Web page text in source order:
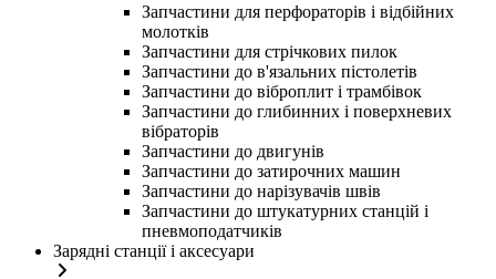
Запчастини для перфораторів і відбійних
молотків
Запчастини для стрічкових пилок
Запчастини до в'язальних пістолетів
Запчастини до віброплит і трамбівок
Запчастини до глибинних і поверхневих
вібраторів
Запчастини до двигунів
Запчастини до затирочних машин
Запчастини до нарізувачів швів
Запчастини до штукатурних станцій і
пневмоподатчиків
Зарядні станції і аксесуари